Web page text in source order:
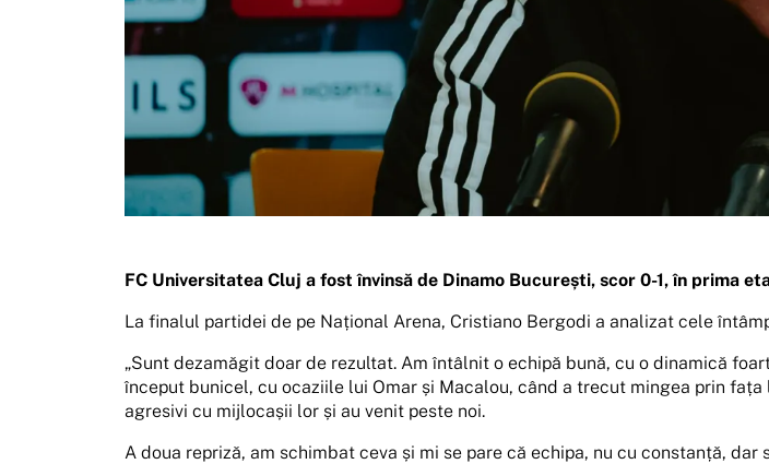
FC Universitatea Cluj a fost învinsă de Dinamo București, scor 0-1, în prima
La finalul partidei de pe Național Arena, Cristiano Bergodi a analizat cele
„Sunt dezamăgit doar de rezultat. Am întâlnit o echipă bună, cu o dinamică
început bunicel, cu ocaziile lui Omar și Macalou, când a trecut mingea prin
agresivi cu mijlocașii lor și au venit peste noi.
A doua repriză, am schimbat ceva și mi se pare că echipa, nu cu constanță,